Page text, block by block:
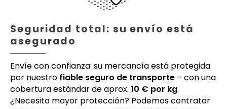
Seguridad total: su envío está
asegurado
Envíe con confianza: su mercancía está protegida
por nuestro fiable seguro de transporte – con una
cobertura estándar de aprox. 10 € por kg.
¿Necesita mayor protección? Podemos contratar